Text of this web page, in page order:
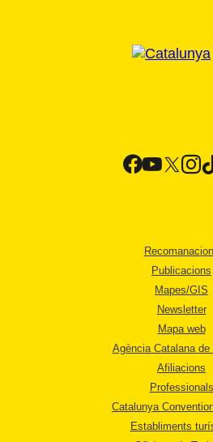
Publicacions
Mapes/GIS
Newsletter
Mapa web
Agència Catalana de
Afiliacions
Professionals
Catalunya
Establiments